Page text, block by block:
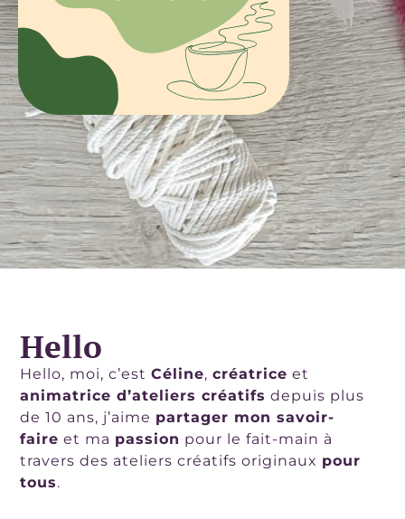
Hello
Hello, moi, c’estCéline,créatrice et
animatrice d’ateliers créatifs depuis plus
de 10 ans, j’aime partager mon savoir-
faire et ma passion pour le fait-main à
travers des ateliers créatifs originaux pour
tous.